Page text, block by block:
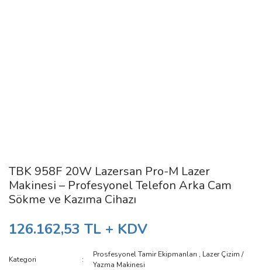
TBK 958F 20W Lazersan Pro-M Lazer
Makinesi – Profesyonel Telefon Arka Cam
Sökme ve Kazıma Cihazı
126.162,53 TL + KDV
Kategori
Prosfesyonel Tamir Ekipmanları , Lazer Çizim /
Yazma Makinesi